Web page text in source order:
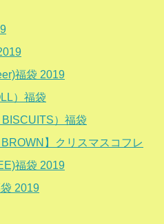
福袋 2019
）福袋
）福袋
】クリスマスコフレ
福袋 2019
2019